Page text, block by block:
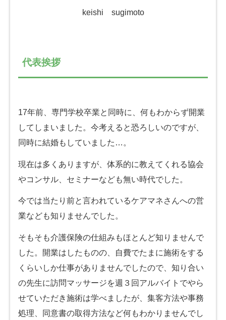
keishi sugimoto
代表挨拶
17年前、専門学校卒業と同時に、何もわからず開業
してしまいました。今考えると恐ろしいのですが、
同時に結婚もしていました…。
現在は多くありますが、体系的に教えてくれる協会
やコンサル、セミナーなども無い時代でした。
今では当たり前と言われているケアマネさんへの営
業なども知りませんでした。
そもそも介護保険の仕組みもほとんど知りませんで
した。開業はしたものの、自費でたまに施術をする
くらいしか仕事がありませんでしたので、知り合い
の先生に訪問マッサージを週３回アルバイトでやら
せていただき施術は学べましたが、集客方法や事務
処理、同意書の取得方法など何もわかりませんでし